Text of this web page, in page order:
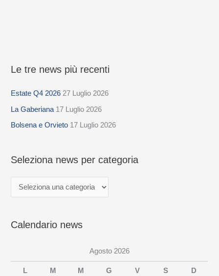
Le tre news più recenti
Estate Q4 2026 27 Luglio 2026
La Gaberiana 17 Luglio 2026
Bolsena e Orvieto 17 Luglio 2026
Seleziona news per categoria
S
l
e
z
n
w
Calendario news
Agosto 2026
L M M G V S D